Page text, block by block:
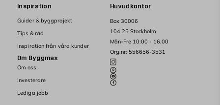
Huvudkontor
Box 30006
104 25 Stockholm
Mån-Fre 10:00 - 16.00
Org.nr: 556656-3531
Inspiration
Guider & byggprojekt
Tips & råd
Inspiration från våra kunder
Om Byggmax
Om oss
Investerare
Lediga jobb